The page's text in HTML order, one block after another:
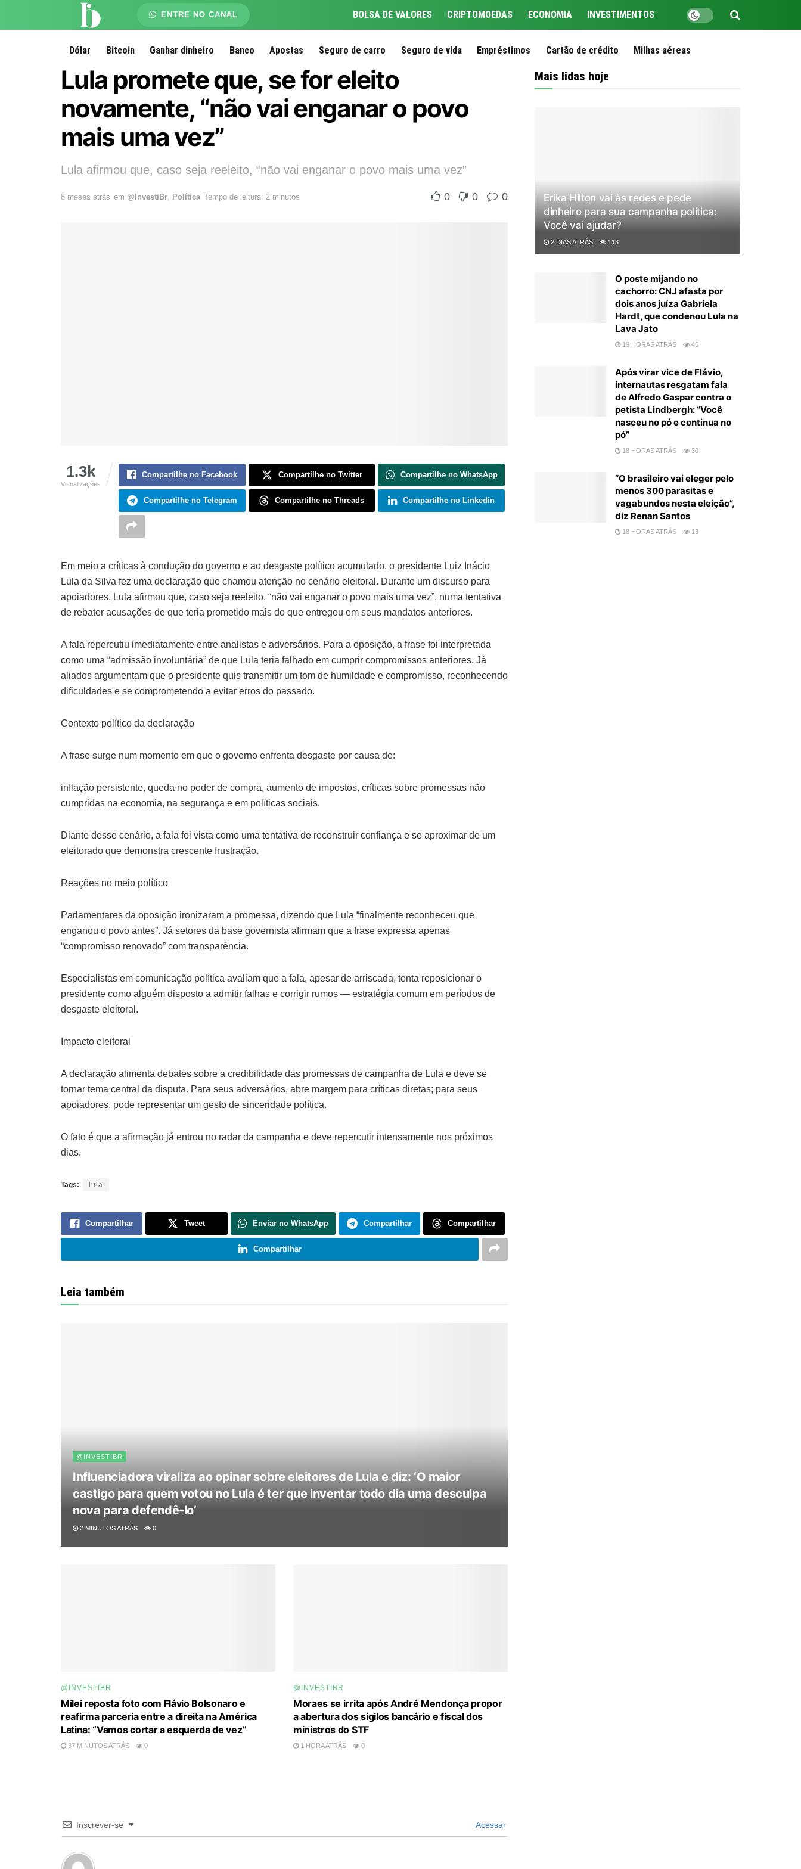
ENTRE NO CANAL BOLSA DE VALORES CRIPTOMOEDAS ECONOMIA INVESTIMENTOS
Dólar Bitcoin Ganhar dinheiro Banco Apostas Seguro de carro Seguro de vida Empréstimos Cartão de crédito Milhas aéreas
Lula promete que, se for eleito
novamente, “não vai enganar o povo
mais uma vez”
Lula afirmou que, caso seja reeleito, “não vai enganar o povo mais uma vez”
8 meses atrás em @InvestiBr Política Tempo de leitura: 2 minutos 0 0 0
1.3k
Visualizações
Compartilhe no Facebook Compartilhe no Twitter Compartilhe no WhatsApp
Compartilhe no Telegram Compartilhe no Threads Compartilhe no Linkedin
Em meio a críticas à condução do governo e ao desgaste político acumulado, o presidente Luiz Inácio
Lula da Silva fez uma declaração que chamou atenção no cenário eleitoral. Durante um discurso para
apoiadores, Lula afirmou que, caso seja reeleito, “não vai enganar o povo mais uma vez”, numa tentativa
de rebater acusações de que teria prometido mais do que entregou em seus mandatos anteriores.
A fala repercutiu imediatamente entre analistas e adversários. Para a oposição, a frase foi interpretada
como uma “admissão involuntária” de que Lula teria falhado em cumprir compromissos anteriores. Já
aliados argumentam que o presidente quis transmitir um tom de humildade e compromisso, reconhecendo
dificuldades e se comprometendo a evitar erros do passado.
Contexto político da declaração
A frase surge num momento em que o governo enfrenta desgaste por causa de:
inflação persistente, queda no poder de compra, aumento de impostos, críticas sobre promessas não
cumpridas na economia, na segurança e em políticas sociais.
Diante desse cenário, a fala foi vista como uma tentativa de reconstruir confiança e se aproximar de um
eleitorado que demonstra crescente frustração.
Reações no meio político
Parlamentares da oposição ironizaram a promessa, dizendo que Lula “finalmente reconheceu que
enganou o povo antes”. Já setores da base governista afirmam que a frase expressa apenas
“compromisso renovado” com transparência.
Especialistas em comunicação política avaliam que a fala, apesar de arriscada, tenta reposicionar o
presidente como alguém disposto a admitir falhas e corrigir rumos — estratégia comum em períodos de
desgaste eleitoral.
Impacto eleitoral
A declaração alimenta debates sobre a credibilidade das promessas de campanha de Lula e deve se
tornar tema central da disputa. Para seus adversários, abre margem para críticas diretas; para seus
apoiadores, pode representar um gesto de sinceridade política.
O fato é que a afirmação já entrou no radar da campanha e deve repercutir intensamente nos próximos
dias.
Tags: lula
Compartilhar Tweet Enviar no WhatsApp Compartilhar Compartilhar
Compartilhar
Leia também
@INVESTIBR
Influenciadora viraliza ao opinar sobre eleitores de Lula e diz: ‘O maior
castigo para quem votou no Lula é ter que inventar todo dia uma desculpa
nova para defendê-lo’
2 MINUTOS ATRÁS 0
@INVESTIBR
Milei reposta foto com Flávio Bolsonaro e
reafirma parceria entre a direita na América
Latina: “Vamos cortar a esquerda de vez”
37 MINUTOS ATRÁS 0
@INVESTIBR
Moraes se irrita após André Mendonça propor
a abertura dos sigilos bancário e fiscal dos
ministros do STF
1 HORA ATRÁS 0
Inscrever-se Acessar
Mais lidas hoje
Erika Hilton vai às redes e pede
dinheiro para sua campanha política:
Você vai ajudar?
2 DIAS ATRÁS 113
O poste mijando no
cachorro: CNJ afasta por
dois anos juíza Gabriela
Hardt, que condenou Lula na
Lava Jato
19 HORAS ATRÁS 46
Após virar vice de Flávio,
internautas resgatam fala
de Alfredo Gaspar contra o
petista Lindbergh: “Você
nasceu no pó e continua no
pó”
18 HORAS ATRÁS 30
“O brasileiro vai eleger pelo
menos 300 parasitas e
vagabundos nesta eleição”,
diz Renan Santos
18 HORAS ATRÁS 13